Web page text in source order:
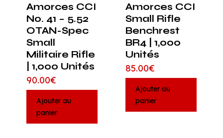
Amorces CCI
No. 41 – 5.52
OTAN-Spec
Small
Militaire Rifle
| 1,000 Unités
90.00€
Ajouter au
panier
Amorces CCI
Small Rifle
Benchrest
BR4 | 1,000
Unités
85.00€
Ajouter au
panier